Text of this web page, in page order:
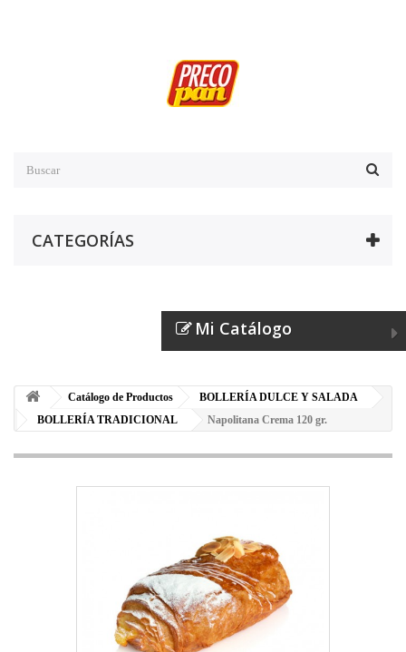
CATEGORÍAS
Mi Catálogo
Catálogo de Productos
BOLLERÍA DULCE Y SALADA
BOLLERÍA TRADICIONAL
Napolitana Crema 120 gr.